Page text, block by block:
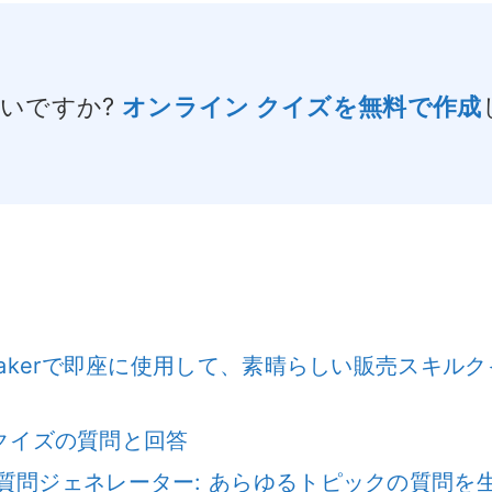
ですか? オンライン クイズを無料で作成
で即座に使用して、素晴らしい販売スキル
ズの質問と回答
ジェネレーター: あらゆるトピックの質問を